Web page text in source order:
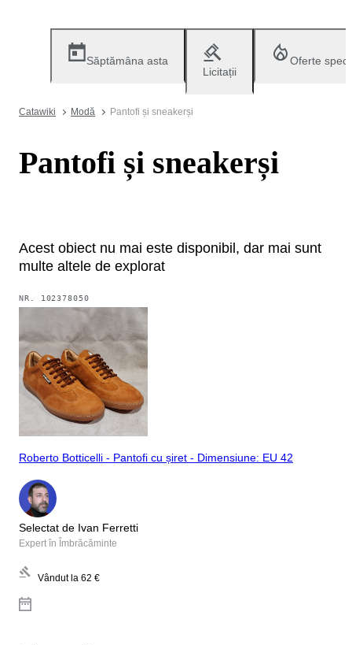
Săptămâna asta
Licitații
Oferte
Catawiki Modă Pantofi și sneakerși
Pantofi și sneakerși
Acest obiect nu mai este disponibil, dar mai sunt
multe altele de explorat
NR. 102378050
Roberto Botticelli - Pantofi cu șiret - Dimensiune: EU 42
Selectat de Ivan Ferretti
Expert în Îmbrăcăminte
Vândut la 62 €